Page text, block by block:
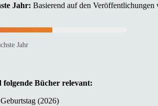
Jahr: Basierend auf den Veröffentlichungen
Jahr
folgende Bücher relevant:
(2026)